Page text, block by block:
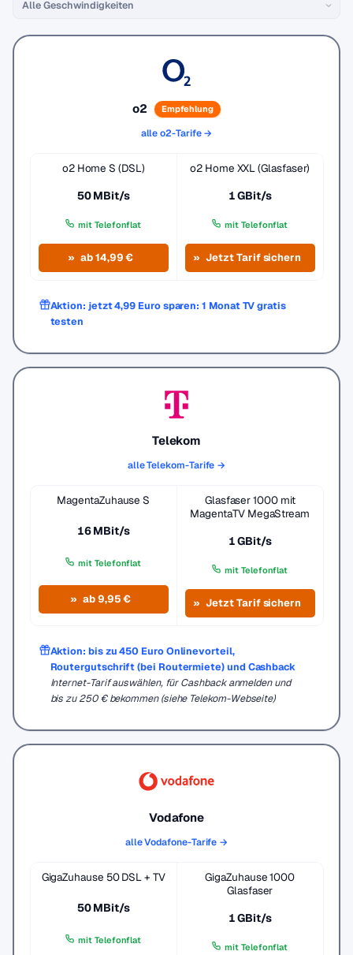
o2 Empfehlung
alle o2-Tarife →
o2 Home S (DSL)
50 MBit/s
mit Telefonflat
ab 14,99 €
o2 Home XXL (Glasfaser)
1 GBit/s
mit Telefonflat
Jetzt Tarif sichern
Aktion: jetzt 4,99 Euro sparen: 1 Monat TV gratis
testen
Telekom
alle Telekom-Tarife →
MagentaZuhause S
16 MBit/s
mit Telefonflat
ab 9,95 €
Glasfaser 1000 mit
MagentaTV MegaStream
1 GBit/s
mit Telefonflat
Jetzt Tarif sichern
Aktion: bis zu 450 Euro Onlinevorteil,
Routergutschrift (bei Routermiete) und Cashback
Internet-Tarif auswählen, für Cashback anmelden und
bis zu 250 € bekommen (siehe Telekom-Webseite)
Vodafone
alle Vodafone-Tarife →
GigaZuhause 50 DSL + TV
50 MBit/s
mit Telefonflat
GigaZuhause 1000
Glasfaser
1 GBit/s
mit Telefonflat